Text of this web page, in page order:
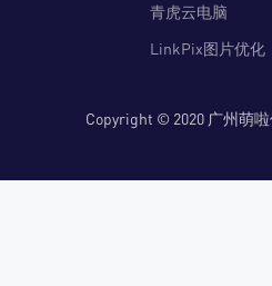
青虎云电脑
LinkPix图片优化
Copyright © 2020 广州萌